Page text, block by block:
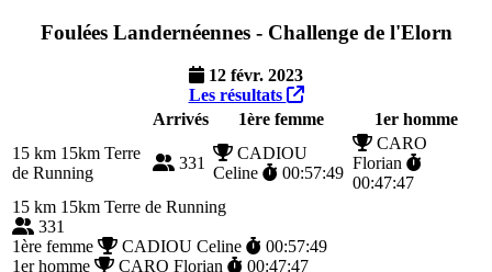
Foulées Landernéennes - Challenge de l'Elorn
12 févr. 2023
Les résultats
Arrivés
1ère femme
1er homme
15 km 15km Terre
de Running
331
CADIOU
Celine
00:57:49
CARO
Florian
00:47:47
15 km 15km Terre de Running
331
1ère femme
CADIOU Celine
00:57:49
1er homme
CARO Florian 00:47:47